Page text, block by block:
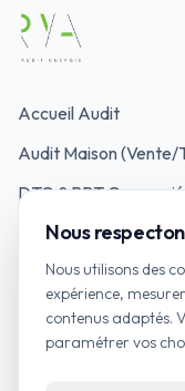
Accueil Audit
Audit Maison (Vente/
DTG & PPT
Mon
Simulateurs d'Aides
Contacter un
Nous
Nous utilisons des
expérience,
contenus adaptés.
paramétrer vos